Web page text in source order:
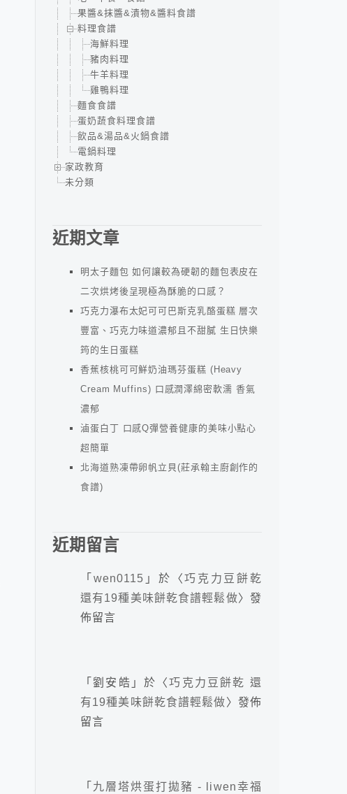
果醬&抹醬&漬物&醬料食譜
料理食譜
海鮮料理
豬肉料理
牛羊料理
雞鴨料理
麵食食譜
蛋奶蔬食料理食譜
飲品&湯品&火鍋食譜
電鍋料理
家政教育
未分類
近期文章
明太子麵包 如何讓較為硬韌的麵包表皮在
二次烘烤後呈現極為酥脆的口感？
巧克力瀑布太妃可可巴斯克乳酪蛋糕 層次
豐富、巧克力味道濃郁且不甜膩 生日快樂
筠的生日蛋糕
香蕉核桃可可鮮奶油瑪芬蛋糕 (Heavy
Cream Muffins) 口感潤澤綿密軟濡 香氣
濃郁
滷蛋白丁 口感Q彈營養健康的美味小點心
超簡單
北海道熟凍帶卵帆立貝(莊承翰主廚創作的
食譜)
近期留言
「 wen0115 」於〈巧克力豆餅乾
還有19種美味餅乾食譜輕鬆做〉發
佈留言
「劉安皓 」於〈巧克力豆餅乾 還
有19種美味餅乾食譜輕鬆做〉發佈
留言
「 九層塔烘蛋打拋豬 - liwen幸福